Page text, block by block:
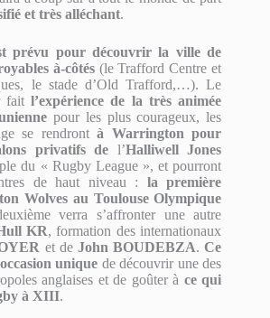
et très alléchant.
prévu pour découvrir la ville de
à-côtés(le Trafford Centre et
le stade d’Old Trafford,…). Le
faitl’expérience de la très animée
pour les plus courageux, les
se rendrontà Warrington pour
privatifs de l’Halliwell Jones
du « Rugby League », et pourront
de haut niveau : la première
Wolves au Toulouse Olympique
verra s’affronter une autre
KR, formation des internationaux
et de John BOUDEBZA.Ce
unique de découvrir une des
anglaises et de goûter à ce qui
à XIII.